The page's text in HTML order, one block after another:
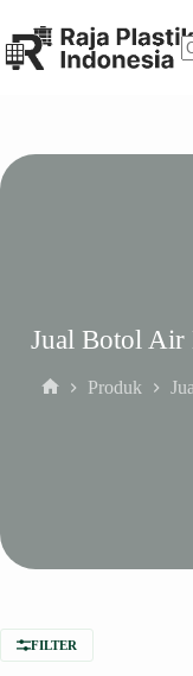
to
content
Jual Botol Air
Produk
FILTER